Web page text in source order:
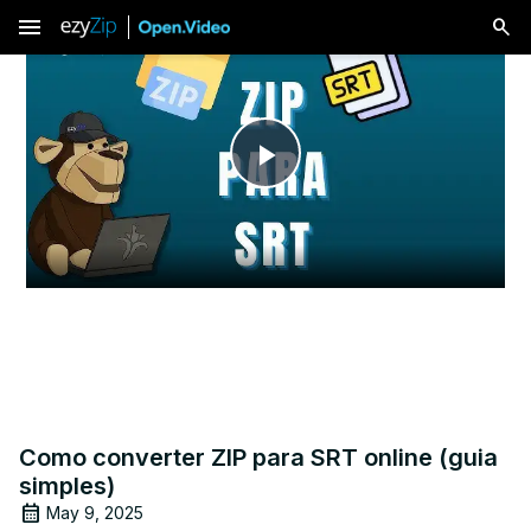
menu
Play
Video
Como converter ZIP para SRT online (guia
simples)
May 9, 2025